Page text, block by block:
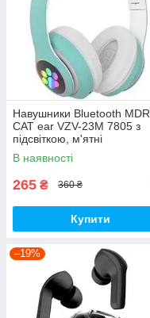
Навушники Bluetooth MDR
CAT ear VZV-23M 7805 з
підсвіткою, м'ятні
В наявності
265 ₴ 360 ₴
Купити
–19%